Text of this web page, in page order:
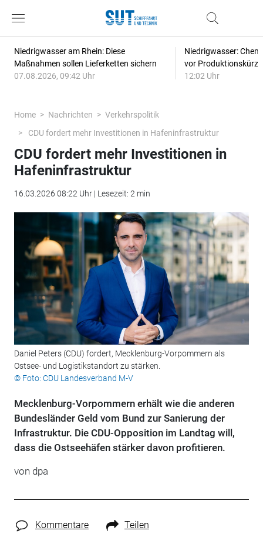
Niedrigwasser am Rhein: Diese
Maßnahmen sollen Lieferketten sichern
07.08.2026, 09:42 Uhr
Niedrigwasser:
vor
12:02 Uhr
Home Nachrichten
Verkehrspolitik
CDU fordert mehr Investitionen in Hafeninfrastruktur
CDU fordert mehr Investitionen in
Hafeninfrastruktur
16.03.2026 08:22 Uhr | Lesezeit: 2 min
Daniel Peters (CDU) fordert, Mecklenburg-Vorpommern als
Ostsee- und Logistikstandort zu stärken.
© Foto: CDU Landesverband M-V
Mecklenburg-Vorpommern erhält wie die anderen
Bundesländer Geld vom Bund zur Sanierung der
Infrastruktur. Die CDU-Opposition im Landtag will,
dass die Ostseehäfen stärker davon profitieren.
von dpa
Kommentare Teilen